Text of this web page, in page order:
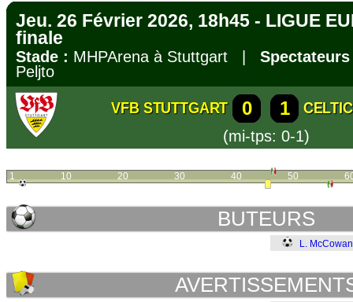
Jeu. 26 Février 2026, 18h45 - LIGUE
finale
Stade : MHPArena à Stuttgart |
Peljto
VFB STUTTGART 0 1
(mi-tps: 0-1)
1 10 20 30 40 50
BUTEURS
L. McCowan